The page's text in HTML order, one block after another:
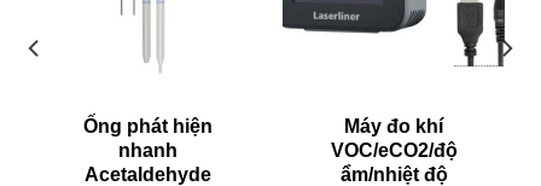
Ống phát hiện
nhanh
Acetaldehyde
Máy đo khí
VOC/eCO2/độ
ẩm/nhiệt độ